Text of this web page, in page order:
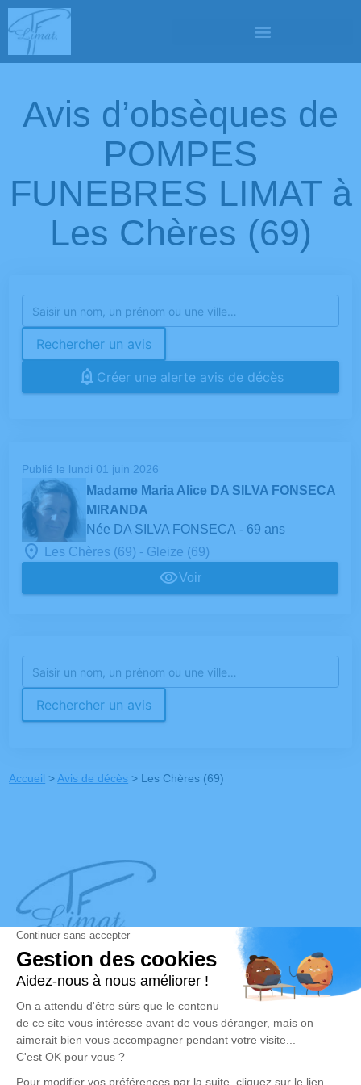
Avis d’obsèques de
POMPES
FUNEBRES LIMAT à
Les Chères (69)
Rechercher un avis
Créer une alerte avis de décès
Publié le lundi 01 juin 2026
Madame Maria Alice DA SILVA FONSECA
MIRANDA
Née DA SILVA FONSECA - 69 ans
Les Chères (69) - Gleize (69)
Voir
Rechercher un avis
Accueil >Avis de décès > Les Chères (69)